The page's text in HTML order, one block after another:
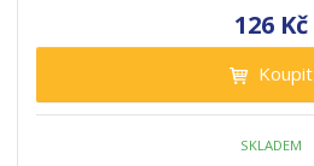
126 Kč
Koupit
SKLADEM